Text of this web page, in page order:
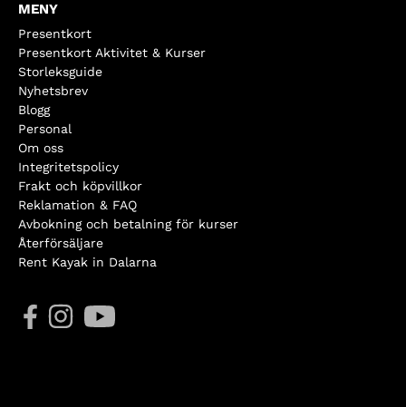
MENY
Presentkort
Presentkort Aktivitet & Kurser
Storleksguide
Nyhetsbrev
Blogg
Personal
Om oss
Integritetspolicy
Frakt och köpvillkor
Reklamation & FAQ
Avbokning och betalning för kurser
Återförsäljare
Rent Kayak in Dalarna